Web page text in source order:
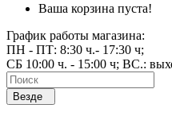
Ваша корзина пуста!
График работы магазина:
ПН - ПТ: 8:30 ч.- 17:30 ч;
СБ 10:00 ч. - 15:00 ч; ВС.:
Везде